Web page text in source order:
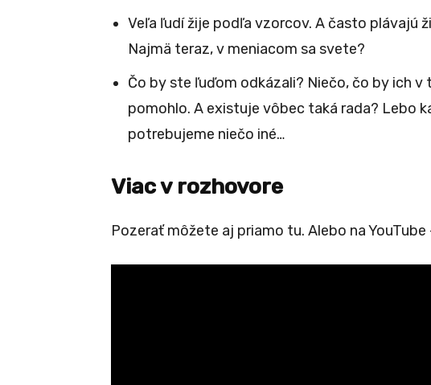
Veľa ľudí žije podľa vzorcov. A často plávajú
Najmä teraz, v meniacom sa svete?
Čo by ste ľuďom odkázali? Niečo, čo by ich
pomohlo. A existuje vôbec taká rada? Lebo
potrebujeme niečo iné…
Viac v rozhovore
Pozerať môžete aj priamo tu. Alebo na YouTube